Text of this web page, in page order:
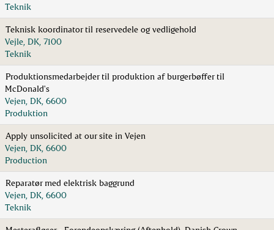
Teknik
Teknisk koordinator til reservedele og vedligehold
Vejle, DK, 7100
Teknik
Produktionsmedarbejder til produktion af burgerbøffer til
McDonald's
Vejen, DK, 6600
Produktion
Apply unsolicited at our site in Vejen
Vejen, DK, 6600
Production
Reparatør med elektrisk baggrund
Vejen, DK, 6600
Teknik